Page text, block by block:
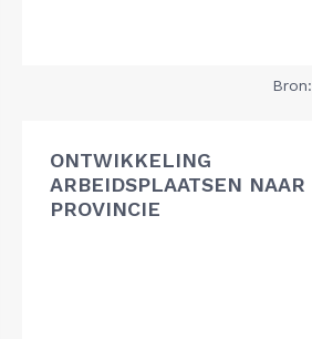
Bron:
ONTWIKKELING
ARBEIDSPLAATSEN NAAR
PROVINCIE